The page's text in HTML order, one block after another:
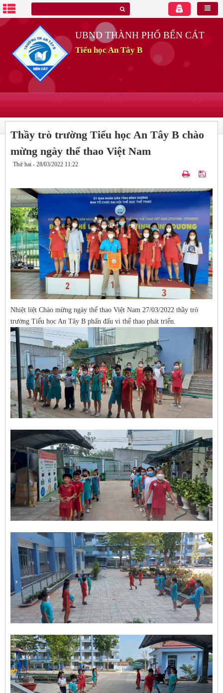
UBND THÀNH PHỐ BẾN CÁT
Tiểu học An Tây B
Thầy trò trường Tiểu học An Tây B chào
mừng ngày thể thao Việt Nam
Thứ hai - 28/03/2022 11:22
Nhiệt liệt Chào mừng ngày thể thao Việt Nam 27/03/2022 thầy trò
trường Tiểu học An Tây B phấn đấu vì thể thao phát triển.